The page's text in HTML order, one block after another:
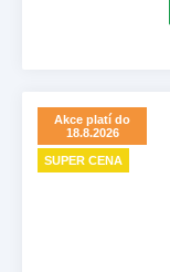
Akce platí do
18.8.2026
SUPER CENA